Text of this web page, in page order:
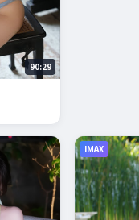
90:29
IMAX